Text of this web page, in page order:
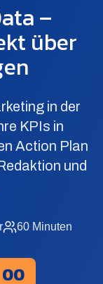
–
über
in der
KPIs in
Action Plan
und
60 Minuten
00